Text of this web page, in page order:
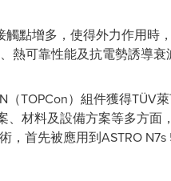
點增多，使得外力作用
熱可靠性能及抗電勢誘導
（TOPCon）組件獲得TÜV
、材料及設備方案等多方
，首先被應用到ASTRO